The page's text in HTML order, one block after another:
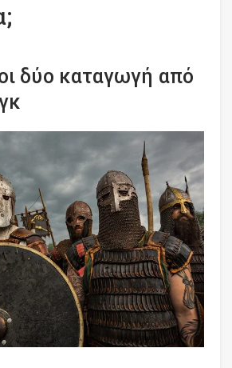
δύο καταγωγή από